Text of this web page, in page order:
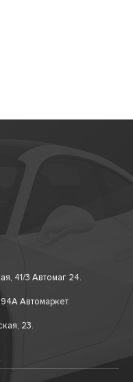
41/3 Автомаг 24.
Автомаркет.
23.